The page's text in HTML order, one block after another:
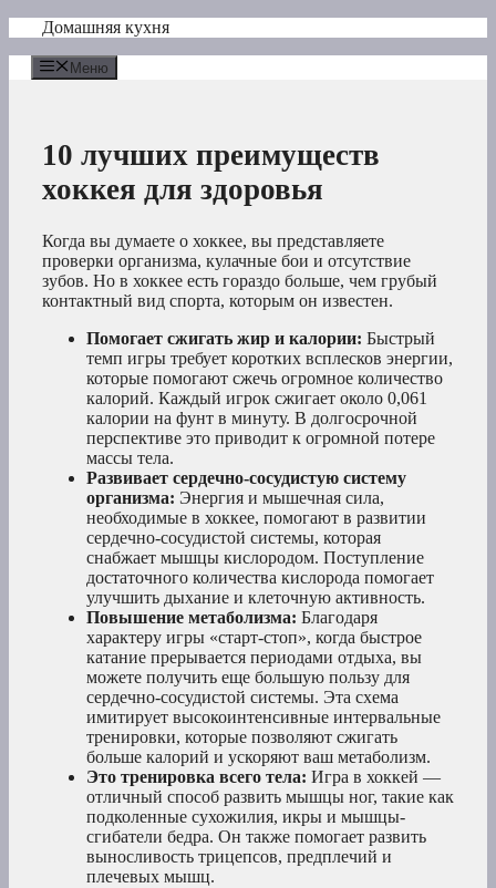
Перейти
содержимому
Домашняя кухня
Меню
10 лучших преимуществ
хоккея для здоровья
Когда вы думаете о хоккее, вы представляете
проверки организма, кулачные бои и отсутствие
зубов. Но в хоккее есть гораздо больше, чем грубый
контактный вид спорта, которым он известен.
Помогает сжигать жир и калории: Быстрый
темп игры требует коротких всплесков энергии,
которые помогают сжечь огромное количество
калорий. Каждый игрок сжигает около 0,061
калории на фунт в минуту. В долгосрочной
перспективе это приводит к огромной потере
массы тела.
Развивает сердечно-сосудистую систему
организма: Энергия и мышечная сила,
необходимые в хоккее, помогают в развитии
сердечно-сосудистой системы, которая
снабжает мышцы кислородом. Поступление
достаточного количества кислорода помогает
улучшить дыхание и клеточную активность.
Повышение метаболизма: Благодаря
характеру игры «старт-стоп», когда быстрое
катание прерывается периодами отдыха, вы
можете получить еще большую пользу для
сердечно-сосудистой системы. Эта схема
имитирует высокоинтенсивные интервальные
тренировки, которые позволяют сжигать
больше калорий и ускоряют ваш метаболизм.
Это тренировка всего тела: Игра в хоккей —
отличный способ развить мышцы ног, такие как
подколенные сухожилия, икры и мышцы-
сгибатели бедра. Он также помогает развить
выносливость трицепсов, предплечий и
плечевых мышц.